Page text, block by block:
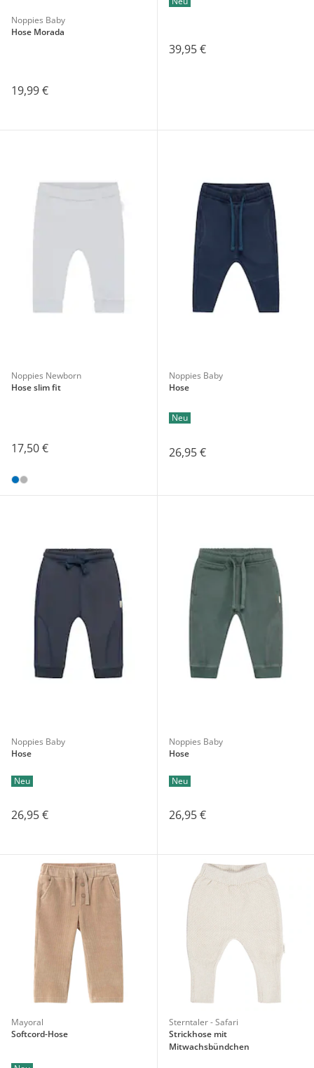
Noppies Baby
Hose Morada
19,99 €
39,95 €
Noppies Newborn
Hose slim fit
17,50 €
Noppies Baby
Hose
Neu
26,95 €
Noppies Baby
Hose
Neu
26,95 €
Noppies Baby
Hose
Neu
26,95 €
Mayoral
Softcord-Hose
Sterntaler - Safari
Strickhose mit
Mitwachsbündchen